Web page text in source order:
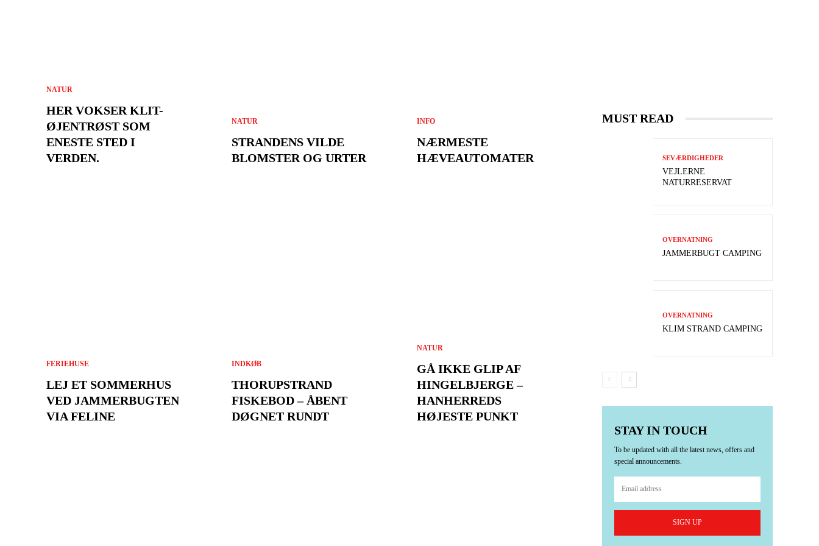
NATUR
HER VOKSER KLIT-
ØJENTRØST SOM
ENESTE STED I
VERDEN.
FERIEHUSE
LEJ ET SOMMERHUS
VED JAMMERBUGTEN
VIA FELINE
NATUR
STRANDENS VILDE
BLOMSTER OG URTER
INDKØB
THORUPSTRAND
FISKEBOD – ÅBENT
DØGNET RUNDT
INFO
NÆRMESTE
HÆVEAUTOMATER
NATUR
GÅ IKKE GLIP AF
HINGELBJERGE –
HANHERREDS
HØJESTE PUNKT
MUST READ
SEVÆRDIGHEDER
VEJLERNE
NATURRESERVAT
OVERNATNING
JAMMERBUGT CAMPING
OVERNATNING
KLIM STRAND CAMPING
STAY IN TOUCH
To be updated with all the latest news, offers and
special announcements.
SIGN UP